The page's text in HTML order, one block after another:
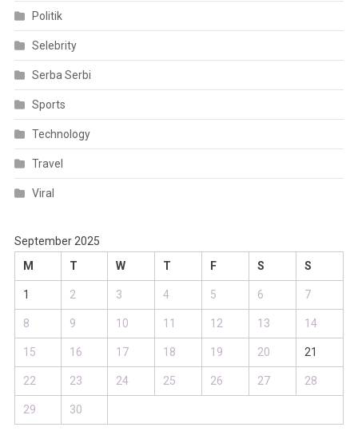
Politik
Selebrity
Serba Serbi
Sports
Technology
Travel
Viral
September 2025
M
T W T F S S
1 2 3 4 5 6 7
8 9 10 11 12 13 14
15 16 17 18 19 20 21
22 23 24 25 26 27 28
29 30